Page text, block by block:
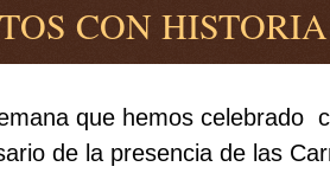
CON HISTORIA
que hemos celebrado
de la presencia de las